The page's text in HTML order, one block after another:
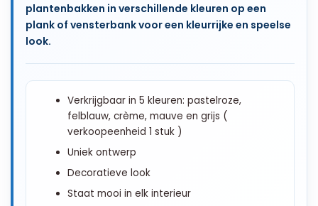
plantenbakken in verschillende kleuren op een
plank of vensterbank voor een kleurrijke en speelse
look.
Verkrijgbaar in 5 kleuren: pastelroze,
felblauw, crème, mauve en grijs (
verkoopeenheid 1 stuk )
Uniek ontwerp
Decoratieve look
Staat mooi in elk interieur